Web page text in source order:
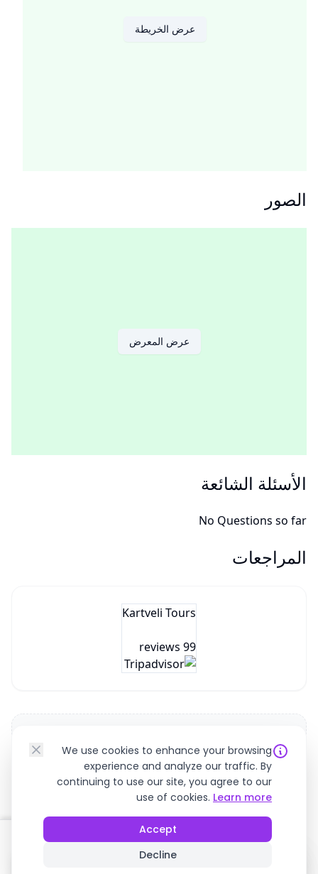
عرض الخريطة
الصور
عرض المعرض
الأسئلة الشائعة
No Questions so far
المراجعات
Kartveli Tours
99 reviews
No reviews yet. Be the first to share your experience!
We use cookies to enhance your browsing
experience and analyze our traffic. By
continuing to use our site, you agree to our
use of cookies. Learn more
Accept
Decline